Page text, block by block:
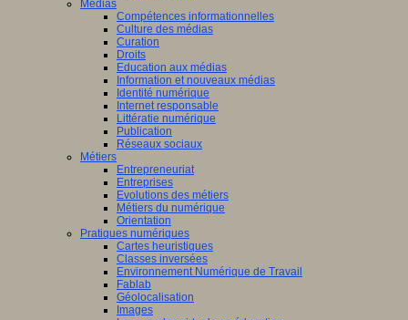
Médias
Compétences informationnelles
Culture des médias
Curation
Droits
Education aux médias
Information et nouveaux médias
Identité numérique
Internet responsable
Littératie numérique
Publication
Réseaux sociaux
Métiers
Entrepreneuriat
Entreprises
Evolutions des métiers
Métiers du numérique
Orientation
Pratiques numériques
Cartes heuristiques
Classes inversées
Environnement Numérique de Travail
Fablab
Géolocalisation
Images